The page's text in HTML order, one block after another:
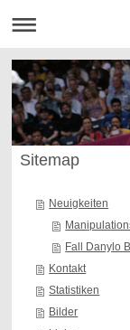
Sitemap
Neuigkeiten
Fall Danylo
Kontakt
Statistiken
Bilder